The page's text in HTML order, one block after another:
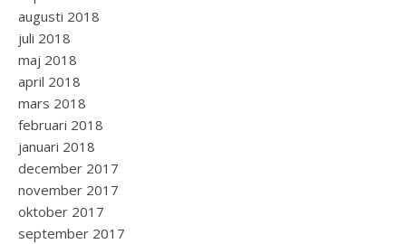
augusti 2018
juli 2018
maj 2018
april 2018
mars 2018
februari 2018
januari 2018
december 2017
november 2017
oktober 2017
september 2017